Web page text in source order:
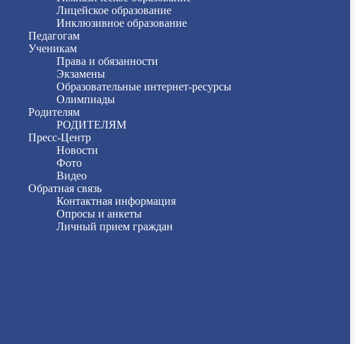
Лицейское образование
Инклюзивное образование
Педагогам
Ученикам
Права и обязанности
Экзамены
Образовательные интернет-ресурсы
Олимпиады
Родителям
РОДИТЕЛЯМ
Пресс-Центр
Новости
Фото
Видео
Обратная связь
Контактная информация
Опросы и анкеты
Личный прием граждан